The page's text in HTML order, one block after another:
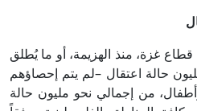
غزة، منذ الهزيمة، أو ما يُطلق
حالة اعتقال –لم يتم إحصاؤهم
من إجمالي نحو مليون حالة